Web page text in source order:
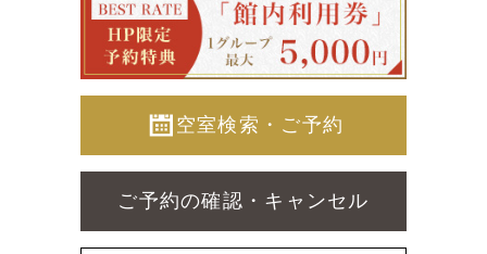
空室検索・ご予約
ご予約の確認・キャンセル